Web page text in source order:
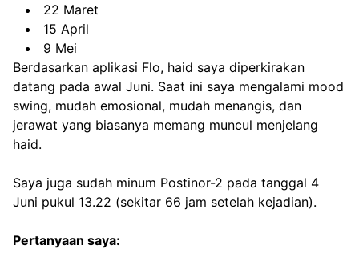
22 Maret
15 April
9 Mei
Berdasarkan aplikasi Flo, haid saya diperkirakan
datang pada awal Juni. Saat ini saya mengalami mood
swing, mudah emosional, mudah menangis, dan
jerawat yang biasanya memang muncul menjelang
haid.
Saya juga sudah minum Postinor-2 pada tanggal 4
Juni pukul 13.22 (sekitar 66 jam setelah kejadian).
Pertanyaan saya: